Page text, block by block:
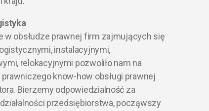
w obsłudze prawnej firm zajmujących się
instalacyjnymi,
relokacyjnymi pozwoliło nam na
know-how obsługi prawnej
Bierzemy odpowiedzialność za
przedsiębiorstwa, począwszy